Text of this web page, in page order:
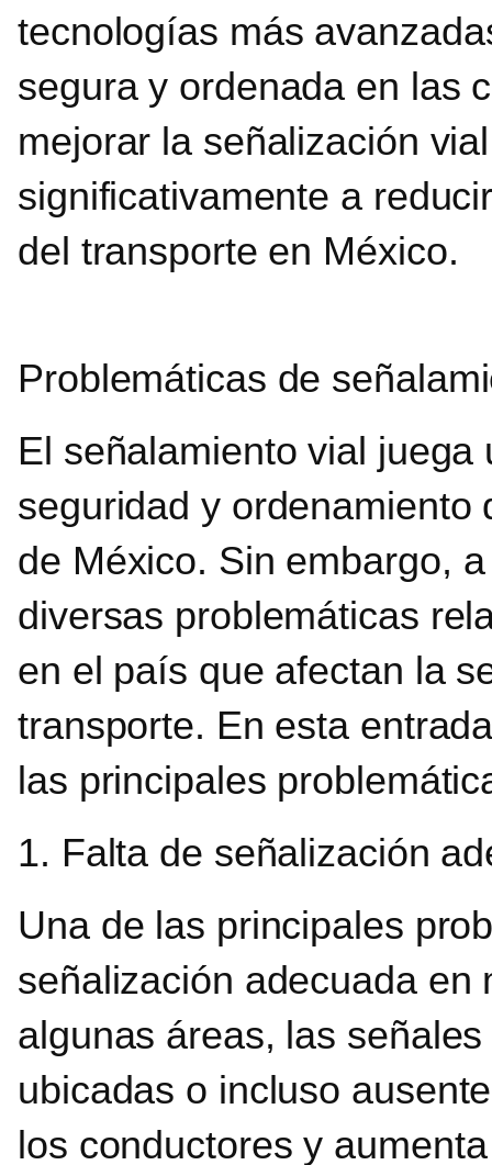
tecnologías más
segura y ordenada en las
mejorar la señalización
significativamente a
del transporte en México.
Problemáticas de
El señalamiento vial
seguridad y ordenamiento
de México. Sin embargo,
diversas problemáticas
en el país que afectan la
transporte. En esta
las principales
1. Falta de señalización
Una de las principales
señalización adecuada en
algunas áreas, las
ubicadas o incluso
los conductores y